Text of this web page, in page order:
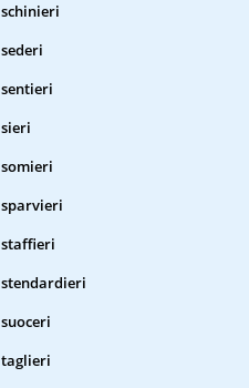
schinieri
sederi
sentieri
sieri
somieri
sparvieri
staffieri
stendardieri
suoceri
taglieri